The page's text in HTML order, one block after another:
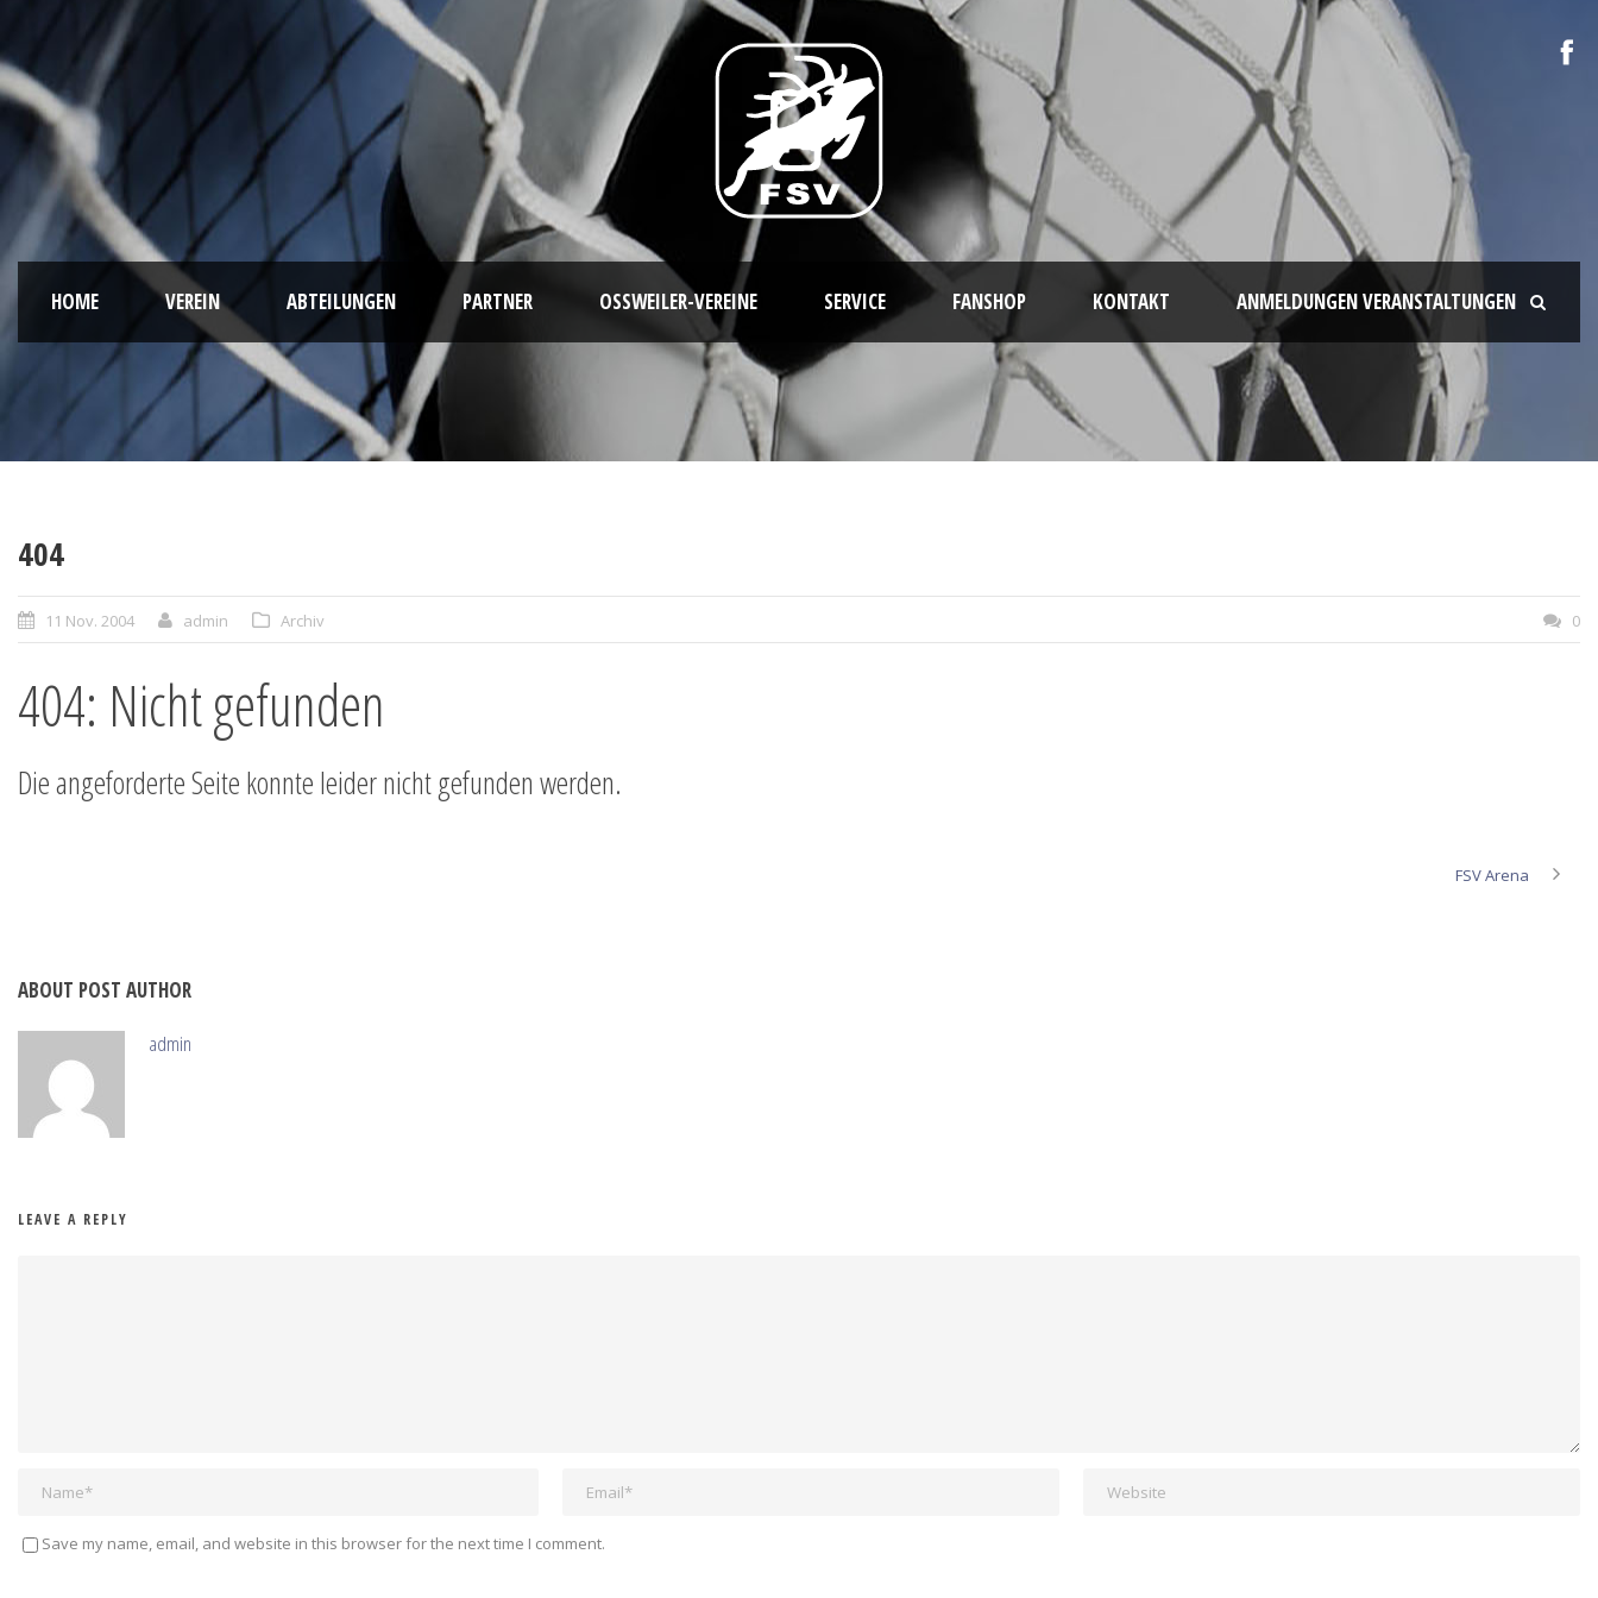
HOME VEREIN ABTEILUNGEN PARTNER OSSWEILER-VEREINE SERVICE FANSHOP KONTAKT ANMELDUNGEN VERANSTALTUNGEN
404
11 Nov. 2004 admin Archiv 0
404: Nicht gefunden
Die angeforderte Seite konnte leider nicht gefunden werden.
FSV Arena
ABOUT POST AUTHOR
admin
LEAVE A REPLY
Save my name, email, and website in this browser for the next time I comment.